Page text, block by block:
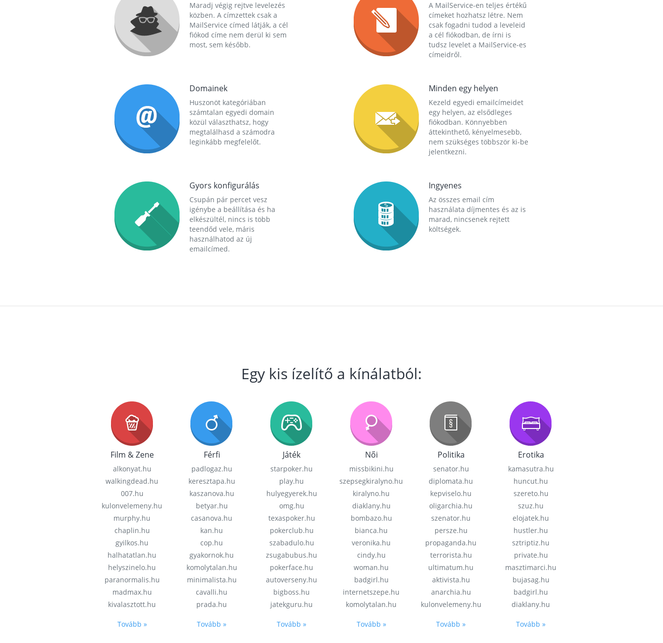
Maradj végig rejtve levelezés
közben. A címzettek csak a
MailService címed látják, a cél
fiókod címe nem derül ki sem
most, sem később.
A MailService-en teljes értékű
címeket hozhatsz létre. Nem
csak fogadni tudod a leveleid
a cél fiókodban, de írni is
tudsz levelet a MailService-es
címeidről.
Domainek
Huszonöt kategóriában
számtalan egyedi domain
közül választhatsz, hogy
megtalálhasd a számodra
leginkább megfelelőt.
Minden egy helyen
Kezeld egyedi emailcímeidet
egy helyen, az elsődleges
fiókodban. Könnyebben
áttekinthető, kényelmesebb,
nem szükséges többször ki-be
jelentkezni.
Gyors konfigurálás
Csupán pár percet vesz
igénybe a beállítása és ha
elkészültél, nincs is több
teendőd vele, máris
használhatod az új
emailcímed.
Ingyenes
Az összes email cím
használata díjmentes és az is
marad, nincsenek rejtett
költségek.
Egy kis ízelítő a kínálatból:
Film & Zene
alkonyat.hu
walkingdead.hu
007.hu
kulonvelemeny.hu
murphy.hu
chaplin.hu
gyilkos.hu
halhatatlan.hu
helyszinelo.hu
paranormalis.hu
madmax.hu
kivalasztott.hu
Tovább »
Férfi
padlogaz.hu
keresztapa.hu
kaszanova.hu
betyar.hu
casanova.hu
kan.hu
cop.hu
gyakornok.hu
komolytalan.hu
minimalista.hu
cavalli.hu
prada.hu
Tovább »
Játék
starpoker.hu
play.hu
hulyegyerek.hu
omg.hu
texaspoker.hu
pokerclub.hu
szabadulo.hu
zsugabubus.hu
pokerface.hu
autoverseny.hu
bigboss.hu
jatekguru.hu
Tovább »
Női
missbikini.hu
szepsegkiralyno.hu
kiralyno.hu
diaklany.hu
bombazo.hu
bianca.hu
veronika.hu
cindy.hu
woman.hu
badgirl.hu
internetszepe.hu
komolytalan.hu
Tovább »
Politika
senator.hu
diplomata.hu
kepviselo.hu
oligarchia.hu
szenator.hu
persze.hu
propaganda.hu
terrorista.hu
ultimatum.hu
aktivista.hu
anarchia.hu
kulonvelemeny.hu
Tovább »
Erotika
kamasutra.hu
huncut.hu
szereto.hu
szuz.hu
elojatek.hu
hustler.hu
sztriptiz.hu
private.hu
masztimarci.hu
bujasag.hu
badgirl.hu
diaklany.hu
Tovább »